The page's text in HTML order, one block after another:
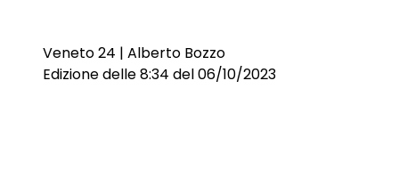
Veneto 24 | Alberto Bozzo
Edizione delle 8:34 del 06/10/2023